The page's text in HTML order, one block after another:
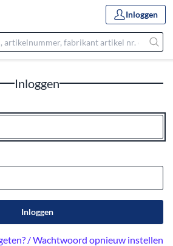
Inloggen
Inloggen
Inloggen
/ Wachtwoord opnieuw instellen